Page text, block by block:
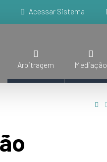
Acessar Sistema
Arbitragem Mediação